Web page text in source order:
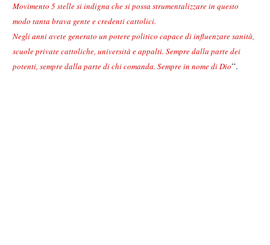
Movimento 5 stelle si indigna che si possa strumentalizzare in questo
modo tanta brava gente e credenti cattolici.
Negli anni avete generato un potere politico capace di influenzare sanità,
scuole private cattoliche, università e appalti. Sempre dalla parte dei
potenti, sempre dalla parte di chi comanda. Sempre in nome di Dio“.